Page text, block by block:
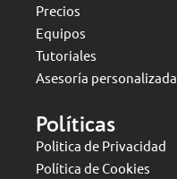
Precios
Equipos
Tutoriales
Asesoría personalizada
Políticas
Politica de Privacidad
Política de Cookies